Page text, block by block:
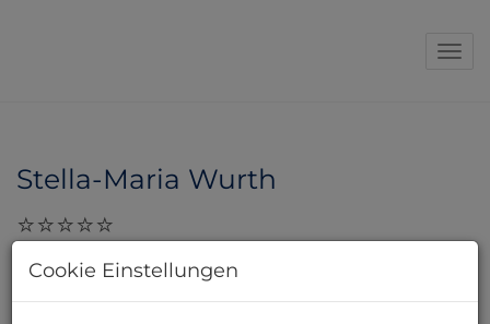
Stella-Maria Wurth
29.11.2023, 10:40
Cookie Einstellungen